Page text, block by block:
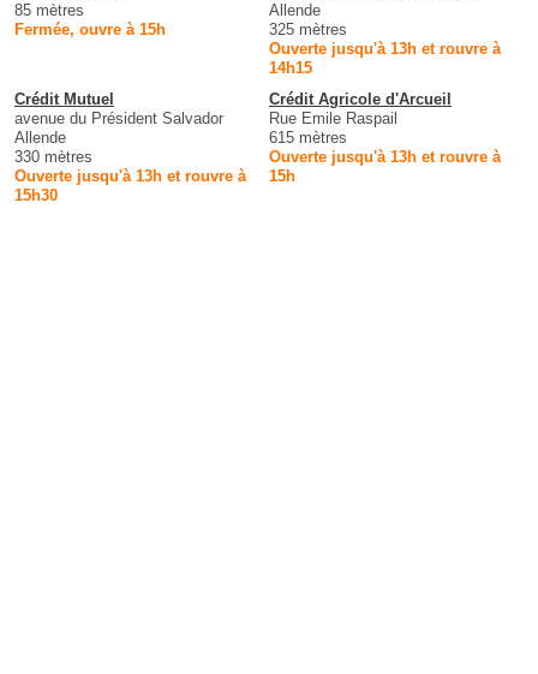
85 mètres
Fermée, ouvre à 15h
Allende
325 mètres
Ouverte jusqu'à 13h et rouvre à
14h15
Crédit Mutuel
avenue du Président Salvador
Allende
330 mètres
Ouverte jusqu'à 13h et rouvre à
15h30
Crédit Agricole d'Arcueil
Rue Emile Raspail
615 mètres
Ouverte jusqu'à 13h et rouvre à
15h